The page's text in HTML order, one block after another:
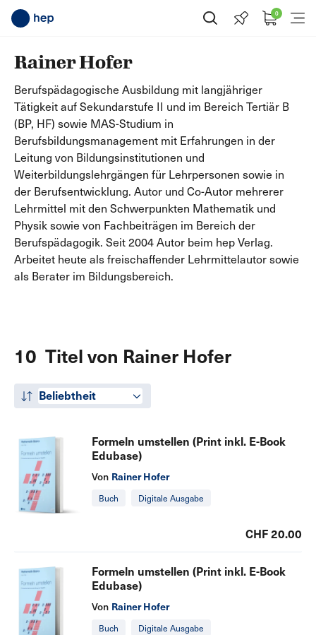
Suche öffnen 0
Rainer Hofer
Berufspädagogische Ausbildung mit langjähriger
Tätigkeit auf Sekundarstufe II und im Bereich Tertiär B
(BP, HF) sowie MAS-Studium in
Berufsbildungsmanagement mit Erfahrungen in der
Leitung von Bildungsinstitutionen und
Weiterbildungslehrgängen für Lehrpersonen sowie in
der Berufsentwicklung. Autor und Co-Autor mehrerer
Lehrmittel mit den Schwerpunkten Mathematik und
Physik sowie von Fachbeiträgen im Bereich der
Berufspädagogik. Seit 2004 Autor beim hep Verlag.
Arbeitet heute als freischaffender Lehrmittelautor sowie
als Berater im Bildungsbereich.
10 Titel von Rainer Hofer
Beliebtheit
Formeln umstellen (Print inkl. E-Book
Edubase)
Von Rainer Hofer
Buch Digitale Ausgabe
CHF 20.00
Formeln umstellen (Print inkl. E-Book
Edubase)
Von Rainer Hofer
Buch Digitale Ausgabe